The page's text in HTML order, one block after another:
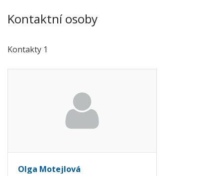
Kontaktní osoby
Kontakty 1
Olga Motejlová